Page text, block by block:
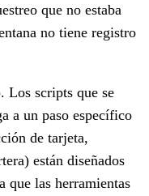
que no estaba
no tiene registro
Los scripts que se
a un paso específico
de tarjeta,
están diseñados
que las herramientas